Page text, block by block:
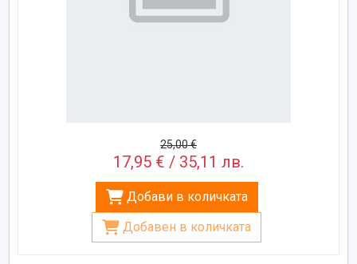
25,00 €
17,95 € / 35,11 лв.
Добави в количката
Добавен в количката